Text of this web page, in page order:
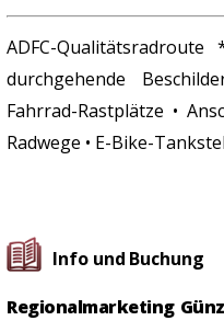
ADFC-
durchgehende
Fahrrad-Rastplätze •
Radwege • E-Bike-
Info und Buchung
Regionalmarketing